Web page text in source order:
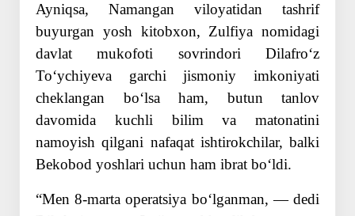
Ayniqsa, Namangan viloyatidan tashrif
buyurgan yosh kitobxon, Zulfiya nomidagi
davlat mukofoti sov­rindori Dilafroʻz
Toʻychiyeva garchi jismoniy imkoniyati
cheklangan boʻlsa ham, butun tanlov
davomida kuchli bilim va matonatini
namoyish qilgani nafaqat ishtirokchilar, balki
Bekobod yoshlari uchun ham ibrat boʻldi.
“Men 8-marta operatsiya boʻlganman, — dedi